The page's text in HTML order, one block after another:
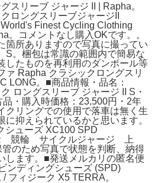
スリーブ ジャージ II | Rapha。
ロングスリーブジャージII
Finest Cycling Clothing
。コメントなし購入OKです。。
箇所ありますので写真に撮ってい
。梱包は常識の範囲内で簡易な
したものを再利用のダンボール等
ァ Rapha クラシックロングスリ
LONG。■商品情報・品名：
ロングスリーブ ジャージ II S・
・購入時価格：23,500円・2年
クリングでの使用で落車は無く生
抑えられているかと思います。
シューズ XC100 SPD
競輪 サイクルジャージ 上
のため写真で状態を判断、納得
します。■発送メルカリの匿名便
ンディングシューズ (SPD)
フィジーク X5 TERRA。